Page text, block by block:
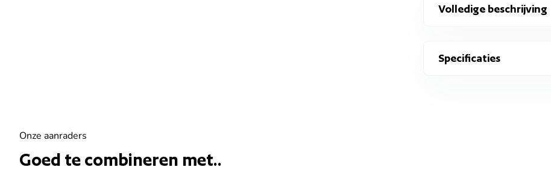
Volledige beschrijving
Specificaties
Onze aanraders
Goed te combineren met..